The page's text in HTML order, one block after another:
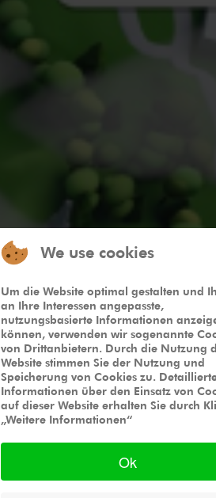
We use cookies
Um die Website optimal gestalten und
an Ihre Interessen angepasste,
nutzungsbasierte Informationen
können, verwenden wir sogenannte
von Drittanbietern. Durch die Nutzung
Website stimmen Sie der Nutzung und
Speicherung von Cookies zu.
Informationen über den Einsatz von
auf dieser Website erhalten Sie durch
„Weitere Informationen“
Ok